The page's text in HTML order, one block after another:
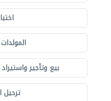
بيع وتأجير
ترحيل